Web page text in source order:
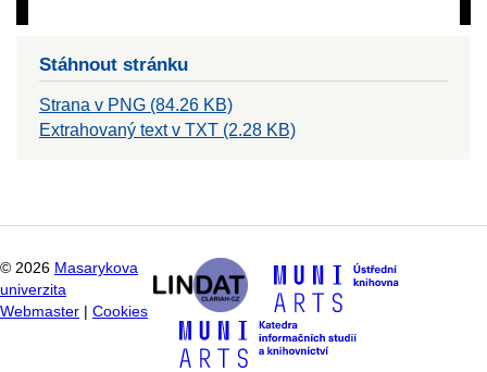
Stáhnout stránku
Strana v PNG (84.26 KB)
Extrahovaný text v TXT (2.28 KB)
© 2026 Masarykova
univerzita
Webmaster
Cookies